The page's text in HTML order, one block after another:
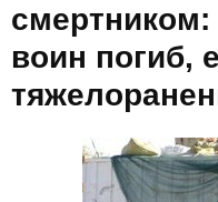
смертником:
воин погиб,